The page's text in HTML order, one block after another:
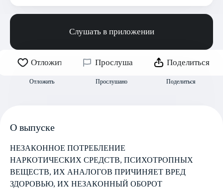
Слушать в приложении
Отложить
Отложить
Прослушано
Прослушано
Поделиться
Поделиться
О выпуске
НЕЗАКОННОЕ ПОТРЕБЛЕНИЕ
НАРКОТИЧЕСКИХ СРЕДСТВ, ПСИХОТРОПНЫХ
ВЕЩЕСТВ, ИХ АНАЛОГОВ ПРИЧИНЯЕТ ВРЕД
ЗДОРОВЬЮ, ИХ НЕЗАКОННЫЙ ОБОРОТ